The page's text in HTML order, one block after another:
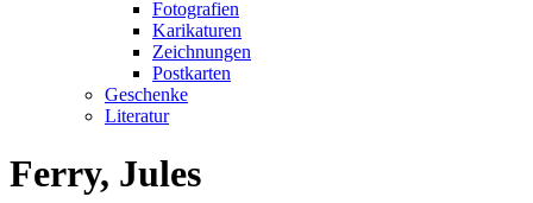
Fotografien
Karikaturen
Zeichnungen
Postkarten
Geschenke
Literatur
Ferry, Jules